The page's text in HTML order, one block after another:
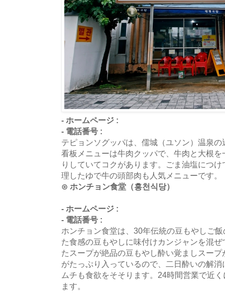
- ホームページ :
- 電話番号 :
テピョンソグッパは、儒城（ユソン）温泉
看板メニューは牛肉クッパで、牛肉と大根
りしていてコクがあります。ごま油塩につ
理したゆで牛の頭部肉も人気メニューです。
⊙ ホンチョン食堂（홍천식당）
- ホームページ :
- 電話番号 :
ホンチョン食堂は、30年伝統の豆もやしご
た食感の豆もやしに味付けカンジャンを混
たスープが絶品の豆もやし酔い覚ましスー
がたっぷり入っているので、二日酔いの解
ムチも食欲をそそります。24時間営業で近
ます。